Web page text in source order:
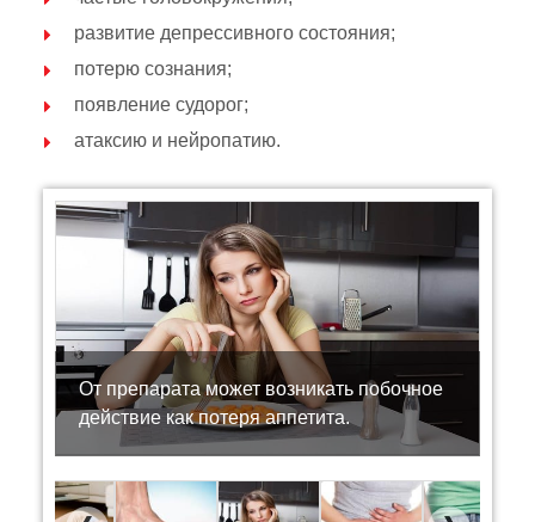
развитие депрессивного состояния;
потерю сознания;
появление судорог;
атаксию и нейропатию.
От препарата может возникать побочное
действие как потеря аппетита.